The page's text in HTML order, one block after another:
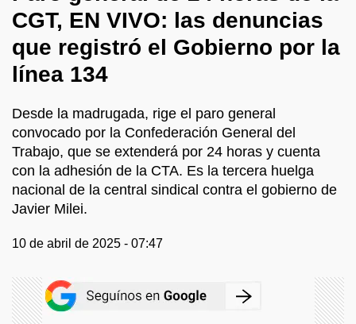
CGT, EN VIVO: las denuncias
que registró el Gobierno por la
línea 134
Desde la madrugada, rige el paro general
convocado por la Confederación General del
Trabajo, que se extenderá por 24 horas y cuenta
con la adhesión de la CTA. Es la tercera huelga
nacional de la central sindical contra el gobierno de
Javier Milei.
10 de abril de 2025 - 07:47